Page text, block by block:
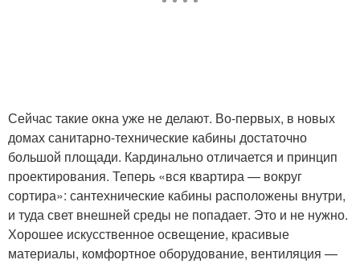
Сейчас такие окна уже не делают. Во-первых, в новых
домах санитарно-технические кабины достаточно
большой площади. Кардинально отличается и принцип
проектирования. Теперь «вся квартира — вокруг
сортира»: сантехнические кабины расположены внутри,
и туда свет внешней среды не попадает. Это и не нужно.
Хорошее искусственное освещение, красивые
материалы, комфортное оборудование, вентиляция —